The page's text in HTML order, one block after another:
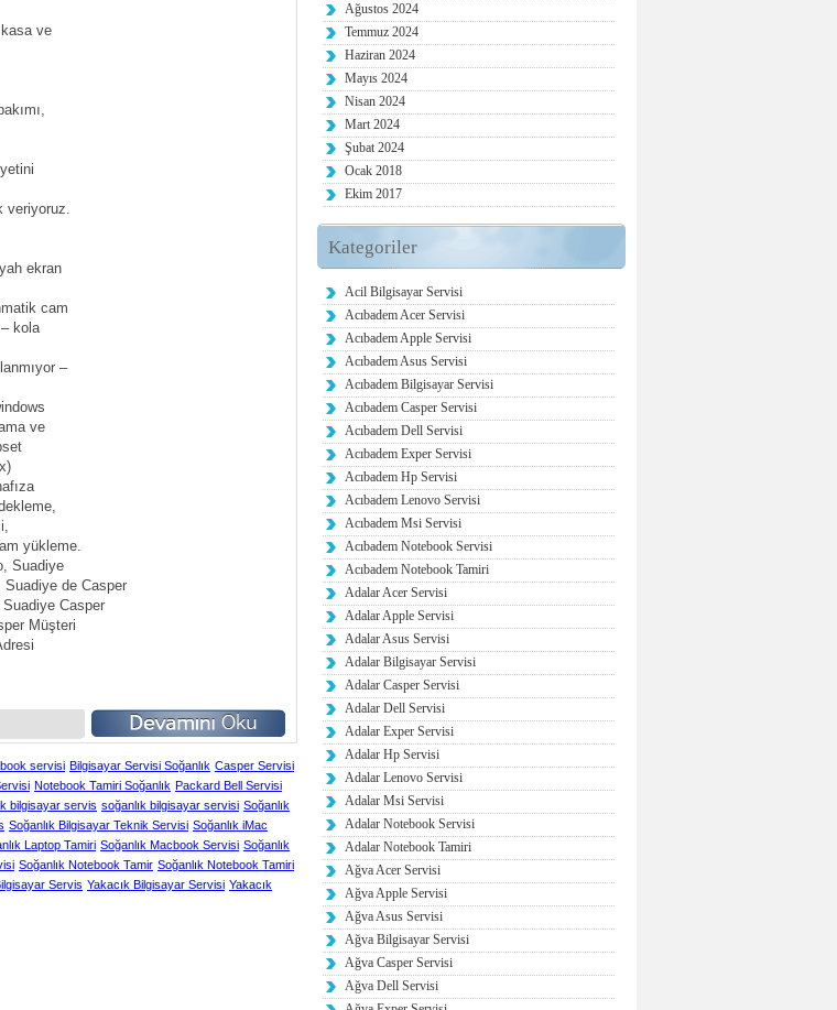
ve
veriyoruz.
ekran
cam
– kola
–
ve
yükleme.
Suadiye
Suadiye de Casper
Casper
Müşteri
Ağustos 2024
Temmuz 2024
Haziran 2024
Mayıs 2024
Nisan 2024
Mart 2024
Şubat 2024
Ocak 2018
Ekim 2017
Kategoriler
Acil Bilgisayar Servisi
Acıbadem Acer Servisi
Acıbadem Apple Servisi
Acıbadem Asus Servisi
Acıbadem Bilgisayar Servisi
Acıbadem Casper Servisi
Acıbadem Dell Servisi
Acıbadem Exper Servisi
Acıbadem Hp Servisi
Acıbadem Lenovo Servisi
Acıbadem Msi Servisi
Acıbadem Notebook Servisi
Acıbadem Notebook Tamiri
Adalar Acer Servisi
Adalar Apple Servisi
Adalar Asus Servisi
Adalar Bilgisayar Servisi
Adalar Casper Servisi
Adalar Dell Servisi
Adalar Exper Servisi
Adalar Hp Servisi
Adalar Lenovo Servisi
Adalar Msi Servisi
Adalar Notebook Servisi
Adalar Notebook Tamiri
Ağva Acer Servisi
Ağva Apple Servisi
Ağva Asus Servisi
Ağva Bilgisayar Servisi
Ağva Casper Servisi
Ağva Dell Servisi
servisi Bilgisayar Servisi Soğanlık Casper Servisi
Notebook Tamiri Soğanlık Packard Bell Servisi
bilgisayar servis soğanlık bilgisayar servisi Soğanlık
Soğanlık Bilgisayar Teknik Servisi Soğanlık iMac
Laptop Tamiri Soğanlık Macbook Servisi Soğanlık
Soğanlık Notebook Tamir Soğanlık Notebook Tamiri
Servis Yakacık Bilgisayar Servisi Yakacık